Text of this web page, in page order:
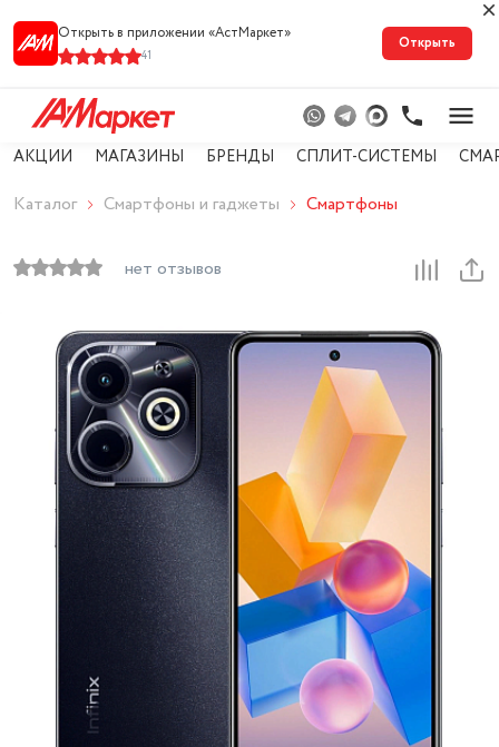
Открыть в приложении «АстМарке‪т‬»
41
Открыть
АКЦИИ МАГАЗИНЫ БРЕНДЫ СПЛИТ-СИСТЕМЫ
Каталог Смартфоны и гаджеты Смартфоны
нет отзывов